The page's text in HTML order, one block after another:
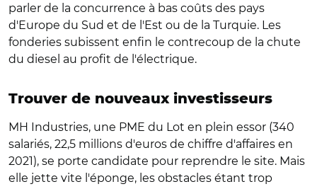
parler de la concurrence à bas coûts des pays
d'Europe du Sud et de l'Est ou de la Turquie. Les
fonderies subissent enfin le contrecoup de la chute
du diesel au profit de l'électrique.
Trouver de nouveaux investisseurs
MH Industries, une PME du Lot en plein essor (340
salariés, 22,5 millions d'euros de chiffre d'affaires en
2021), se porte candidate pour reprendre le site. Mais
elle jette vite l'éponge, les obstacles étant trop